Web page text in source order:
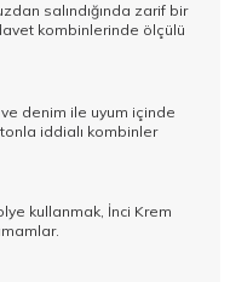
salındığında zarif bir
kombinlerinde ölçülü
denim ile uyum içinde
iddialı kombinler
kullanmak, İnci Krem